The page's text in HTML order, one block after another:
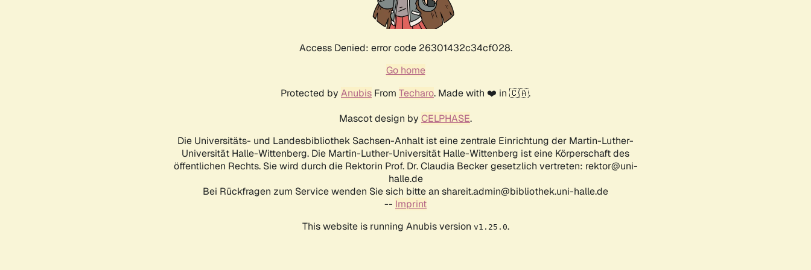
Access Denied: error code 26301432c34cf028.
Go home
Protected by Anubis From Techaro. Made with ❤️ in 🇨🇦.
Mascot design by CELPHASE.
Die Universitäts- und Landesbibliothek Sachsen-Anhalt ist eine zentrale Einrichtung der Martin-Luther-
Universität Halle-Wittenberg. Die Martin-Luther-Universität Halle-Wittenberg ist eine Körperschaft des
öffentlichen Rechts. Sie wird durch die Rektorin Prof. Dr. Claudia Becker gesetzlich vertreten: rektor@uni-
halle.de
Bei Rückfragen zum Service wenden Sie sich bitte an shareit.admin@bibliothek.uni-halle.de
-- Imprint
This website is running Anubis version v1.25.0.